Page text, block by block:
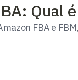
Qual
FBA e